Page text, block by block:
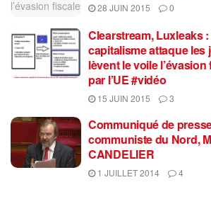
28 JUIN 2015 0
Clearstream, Luxleaks
capitalisme attaque
lèvent le voile
par l’UE #vidéo
15 JUIN 2015 3
Communiqué de
communiste du Nord,
CANDELIER
1 JUILLET 2014 4